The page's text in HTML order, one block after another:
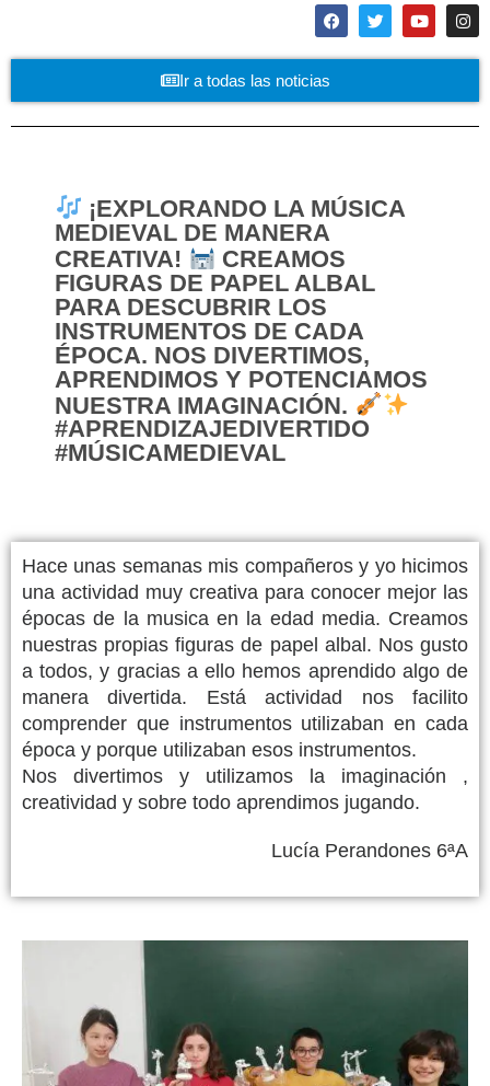
Ir a todas las noticias
¡EXPLORANDO LA MÚSICA
MEDIEVAL DE MANERA
CREATIVA!
CREAMOS
FIGURAS DE PAPEL ALBAL
PARA DESCUBRIR LOS
INSTRUMENTOS DE CADA
ÉPOCA. NOS DIVERTIMOS,
APRENDIMOS Y POTENCIAMOS
NUESTRA IMAGINACIÓN.
#APRENDIZAJEDIVERTIDO
#MÚSICAMEDIEVAL
Hace unas semanas mis compañeros y yo hicimos
una actividad muy creativa para conocer mejor las
épocas de la musica en la edad media. Creamos
nuestras propias figuras de papel albal. Nos gusto
a todos, y gracias a ello hemos aprendido algo de
manera divertida. Está actividad nos facilito
comprender que instrumentos utilizaban en cada
época y porque utilizaban esos instrumentos.
Nos divertimos y utilizamos la imaginación ,
creatividad y sobre todo aprendimos jugando.
Lucía Perandones 6ªA